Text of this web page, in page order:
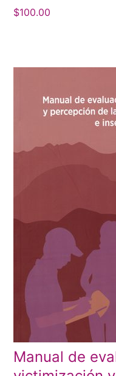
$100.00
Manual de